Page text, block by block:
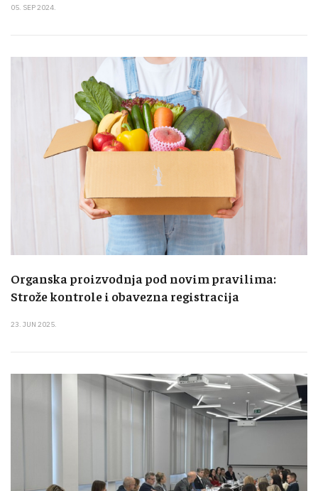
05. SEP 2024.
Organska proizvodnja pod novim pravilima:
Strože kontrole i obavezna registracija
23. JUN 2025.